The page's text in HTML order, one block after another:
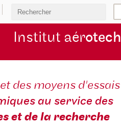
Institut aérotech
des moyens d'essais
au service des
et de la recherche